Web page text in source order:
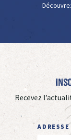
Recevez